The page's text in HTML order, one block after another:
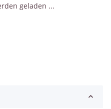
geladen ...